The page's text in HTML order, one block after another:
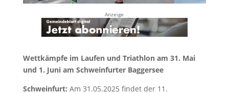
Anzeige
Wettkämpfe im Laufen und Triathlon am 31. Mai
und 1. Juni am Schweinfurter Baggersee
Schweinfurt: Am 31.05.2025 findet der 11.